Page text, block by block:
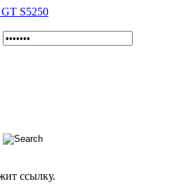
GT S5250
ссылку.